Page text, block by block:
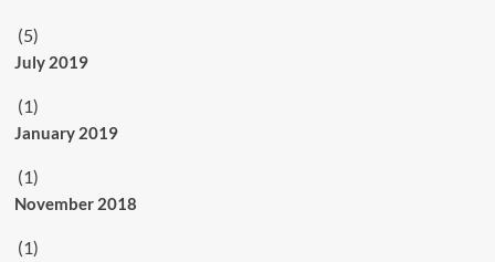
(5)
July 2019
(1)
January 2019
(1)
November 2018
(1)